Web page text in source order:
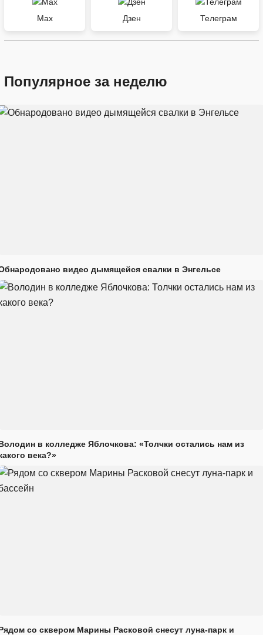
Max Дзен Телеграм
Популярное за неделю
видео дымящейся свалки в Энгельсе
в колледже Яблочкова: «Толчки остались нам из
века?»
со сквером Марины Расковой снесут луна-парк и